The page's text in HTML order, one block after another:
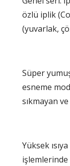
özlü iplik
(yuvarlak,
Süper
esneme
sıkmayan
Yüksek
işlemlerinde